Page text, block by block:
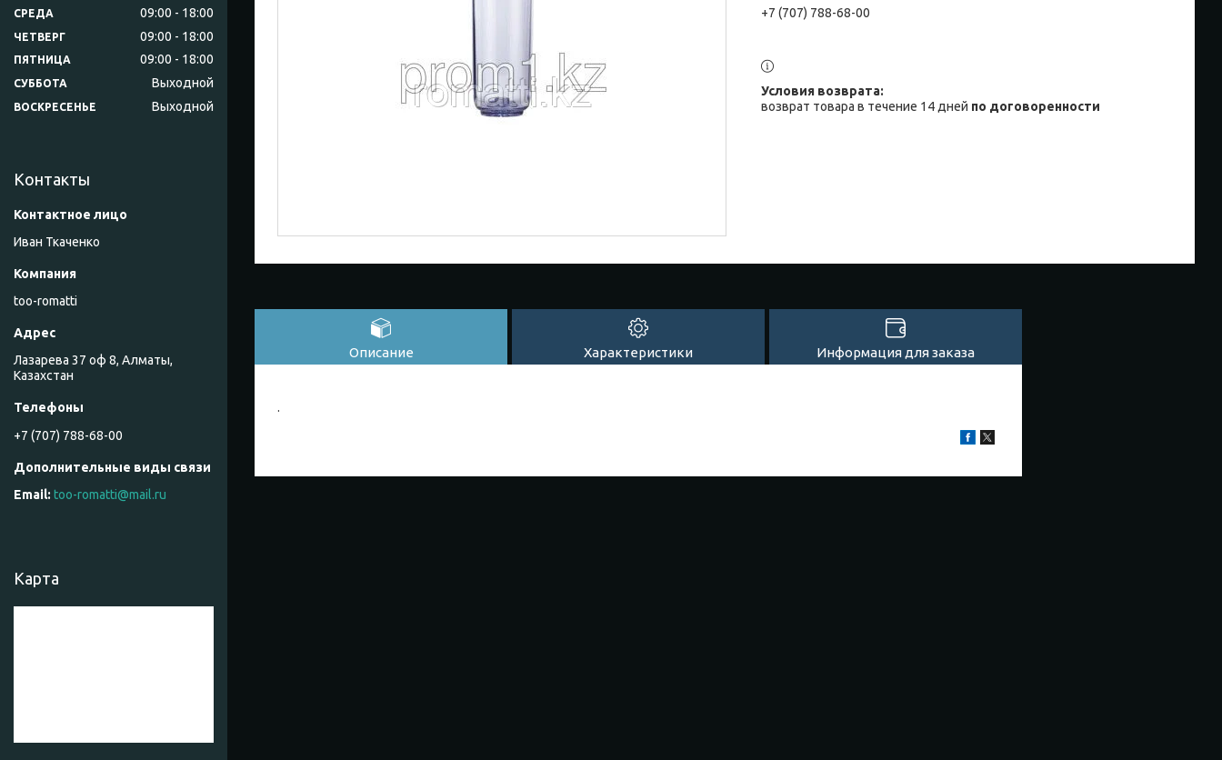
+7 (707) 788-68-00
возврат товара в течение 14 дней по договоренности
Описание Характеристики Информация для заказа
.
СРЕДА 09:00 18:00
ЧЕТВЕРГ 09:00 18:00
ПЯТНИЦА 09:00 18:00
СУББОТА Выходной
ВОСКРЕСЕНЬЕ Выходной
Контакты
Иван Ткаченко
too-romatti
Лазарева 37 оф 8, Алматы,
Казахстан
+7 (707) 788-68-00
too-romatti@mail.ru
Карта